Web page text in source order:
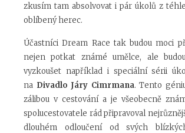
zkusím tam absolvovat i pár úkolů z
oblíbený herec.
Účastníci Dream Race tak budou moci
nejen potkat známé umělce, ale
vyzkoušet například i speciální sérii
na Divadlo Járy Cimrmana. Tento
zálibou v cestování a je všeobecně
spolucestovatele rád připravoval
dlouhém odloučení od svých